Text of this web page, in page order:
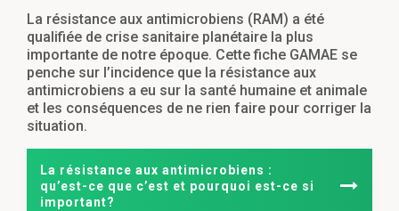
La résistance aux antimicrobiens (RAM) a été
qualifiée de crise sanitaire planétaire la plus
importante de notre époque. Cette fiche GAMAE se
penche sur l’incidence que la résistance aux
antimicrobiens a eu sur la santé humaine et animale
et les conséquences de ne rien faire pour corriger la
situation.
La résistance aux antimicrobiens :
qu’est-ce que c’est et pourquoi est-ce si
important?